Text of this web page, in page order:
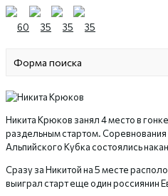
Никита Крюков занял 4 место в
раздельным стартом. Соревнования
Альпийского Кубка состоялись
Сразу за Никитой на 5 месте
выиграл старт еще один россиянин